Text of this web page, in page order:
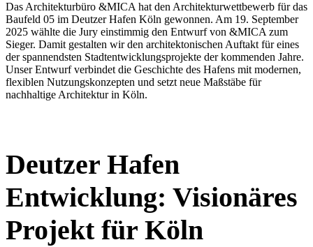
Das Archi­tek­turbüro &MICA hat den Archi­tek­tur­wett­bewerb für das
Baufeld 05 im Deutzer Hafen Köln gewonnen. Am 19. September
2025 wählte die Jury einstimmig den Entwurf von &MICA zum
Sieger. Damit gestalten wir den archi­tek­to­ni­schen Auftakt für eines
der spannendsten Stadt­ent­wick­lungs­pro­jekte der kommenden Jahre.
Unser Entwurf verbindet die Geschichte des Hafens mit modernen,
flexiblen Nutzungs­kon­zepten und setzt neue Maßstäbe für
nachhaltige Archi­tektur in Köln.
Deutzer Hafen
Entwicklung: Visio­näres
Projekt für Köln